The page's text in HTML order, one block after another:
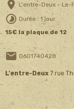
L'entre-Deux - Le-
Durée : 1 jour
15€ la plaque de 12
0601740428
L'entre-Deux7 rue